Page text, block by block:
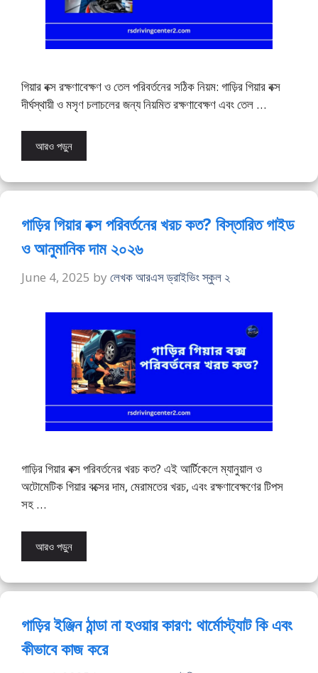
গিয়ার বক্স রক্ষণাবেক্ষণ ও তেল পরিবর্তনের সঠিক নিয়ম: গাড়ির গিয়ার বক্স
দীর্ঘস্থায়ী ও মসৃণ চলাচলের জন্য নিয়মিত রক্ষণাবেক্ষণ এবং তেল …
আরও পড়ুন
গাড়ির গিয়ার বক্স পরিবর্তনের খরচ কত? বিস্তারিত গাইড
ও আনুমানিক দাম ২০২৬
June 4, 2025 by লেখক আরএস ড্রাইভিং স্কুল ২
গাড়ির গিয়ার বক্স পরিবর্তনের খরচ কত? এই আর্টিকেলে ম্যানুয়াল ও
অটোমেটিক গিয়ার বক্সের দাম, মেরামতের খরচ, এবং রক্ষণাবেক্ষণের টিপস
সহ …
আরও পড়ুন
গাড়ির ইঞ্জিন ঠান্ডা না হওয়ার কারণ: থার্মোস্ট্যাট কি এবং
কীভাবে কাজ করে